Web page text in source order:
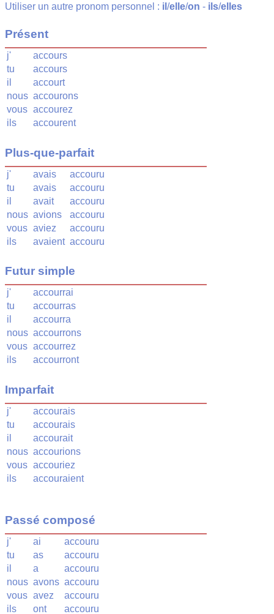
Utiliser un autre pronom personnel : il /elle/on - ils/elles
Présent
j'
accours
tu
accours
il
accourt
nous accourons
vous accourez
ils
accourent
Plus-que-parfait
j' avais
accouru
tu
avais
accouru
il
avait
accouru
nous avions
accouru
vous aviez
accouru
ils
avaient accouru
Futur simple
j'
accourrai
tu
accourras
il
accourra
nous accourrons
vous accourrez
ils
accourront
Imparfait
j'
accourais
tu
accourais
il
accourait
nous accourions
vous accouriez
ils
accouraient
Passé composé
j' ai
accouru
tu
as
accouru
il
a
accouru
nous avons accouru
vous avez
accouru
ils
ont accouru